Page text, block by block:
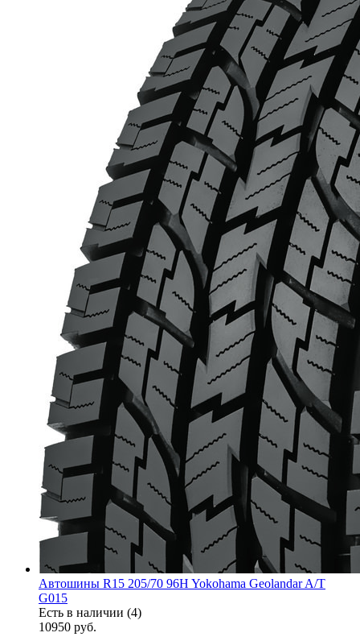
Автошины R15 205/70 96H Yokohama Geolandar A/T
G015
Есть в наличии (4)
10950 руб.